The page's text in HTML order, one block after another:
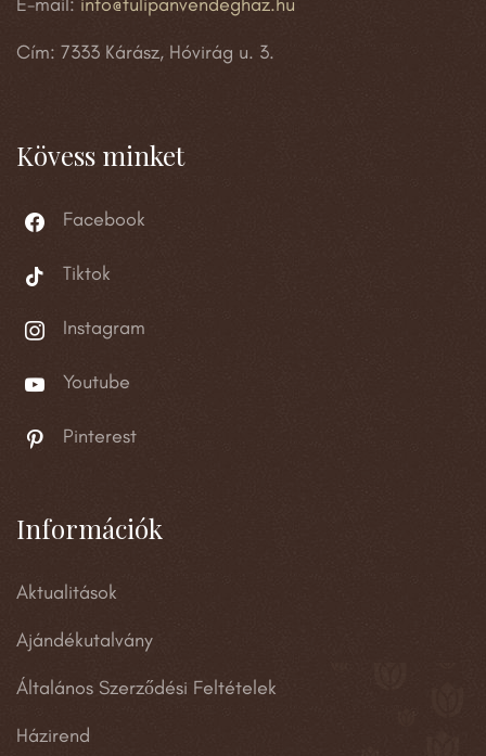
Cím: 7333 Kárász, Hóvirág u. 3.
Kövess minket
Facebook
Tiktok
Instagram
Youtube
Pinterest
Információk
Aktualitások
Ajándékutalvány
Általános Szerződési Feltételek
Házirend